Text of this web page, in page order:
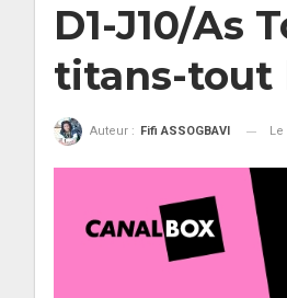
D1-J10/As
titans-tout
Auteur : Fifi ASSOGBAVI Le